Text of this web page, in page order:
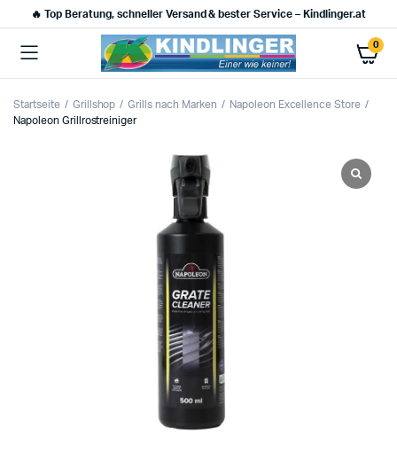
🔥 Top Beratung, schneller Versand & bester Service – Kindlinger.at
0
Startseite Grillshop Grills nach Marken
Napoleon Excellence Store
Napoleon Grillrostreiniger